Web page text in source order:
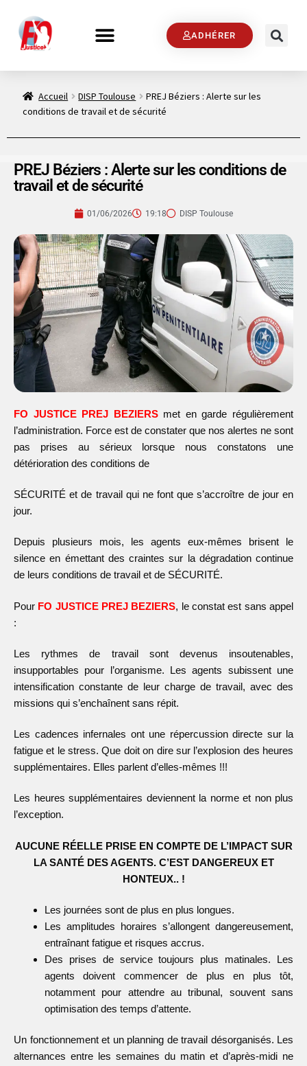
ADHÉRER
Accueil DISP Toulouse
PREJ Béziers : Alerte sur les
conditions de travail et de sécurité
PREJ Béziers : Alerte sur les conditions de
travail et de sécurité
01/06/2026 19:18 DISP Toulouse
FO JUSTICE PREJ BEZIERSmet en garde régulièrement
l’administration. Force est de constater que nos alertes ne sont
pas prises au sérieux lorsque nous constatons une
détérioration des conditions de
SÉCURITÉ et de travail qui ne font que s’accroître de jour en
jour.
Depuis plusieurs mois, les agents eux-mêmes brisent le
silence en émettant des craintes sur la dégradation continue
de leurs conditions de travail et de SÉCURITÉ.
Pour FO JUSTICE PREJ BEZIERS, le constat est sans appel
:
Les rythmes de travail sont devenus insoutenables,
insupportables pour l’organisme. Les agents subissent une
intensification constante de leur charge de travail, avec des
missions qui s’enchaînent sans répit.
Les cadences infernales ont une répercussion directe sur la
fatigue et le stress. Que doit on dire sur l’explosion des heures
supplémentaires. Elles parlent d’elles-mêmes !!!
Les heures supplémentaires deviennent la norme et non plus
l’exception.
AUCUNE RÉELLE PRISE EN COMPTE DE L’IMPACT SUR
LA SANTÉ DES AGENTS. C’EST DANGEREUX ET
HONTEUX.. !
Les journées sont de plus en plus longues.
Les amplitudes horaires s’allongent dangereusement,
entraînant fatigue et risques accrus.
Des prises de service toujours plus matinales. Les
agents doivent commencer de plus en plus tôt,
notamment pour attendre au tribunal, souvent sans
optimisation des temps d’attente.
Un fonctionnement et un planning de travail désorganisés. Les
alternances entre les semaines du matin et d’après-midi ne